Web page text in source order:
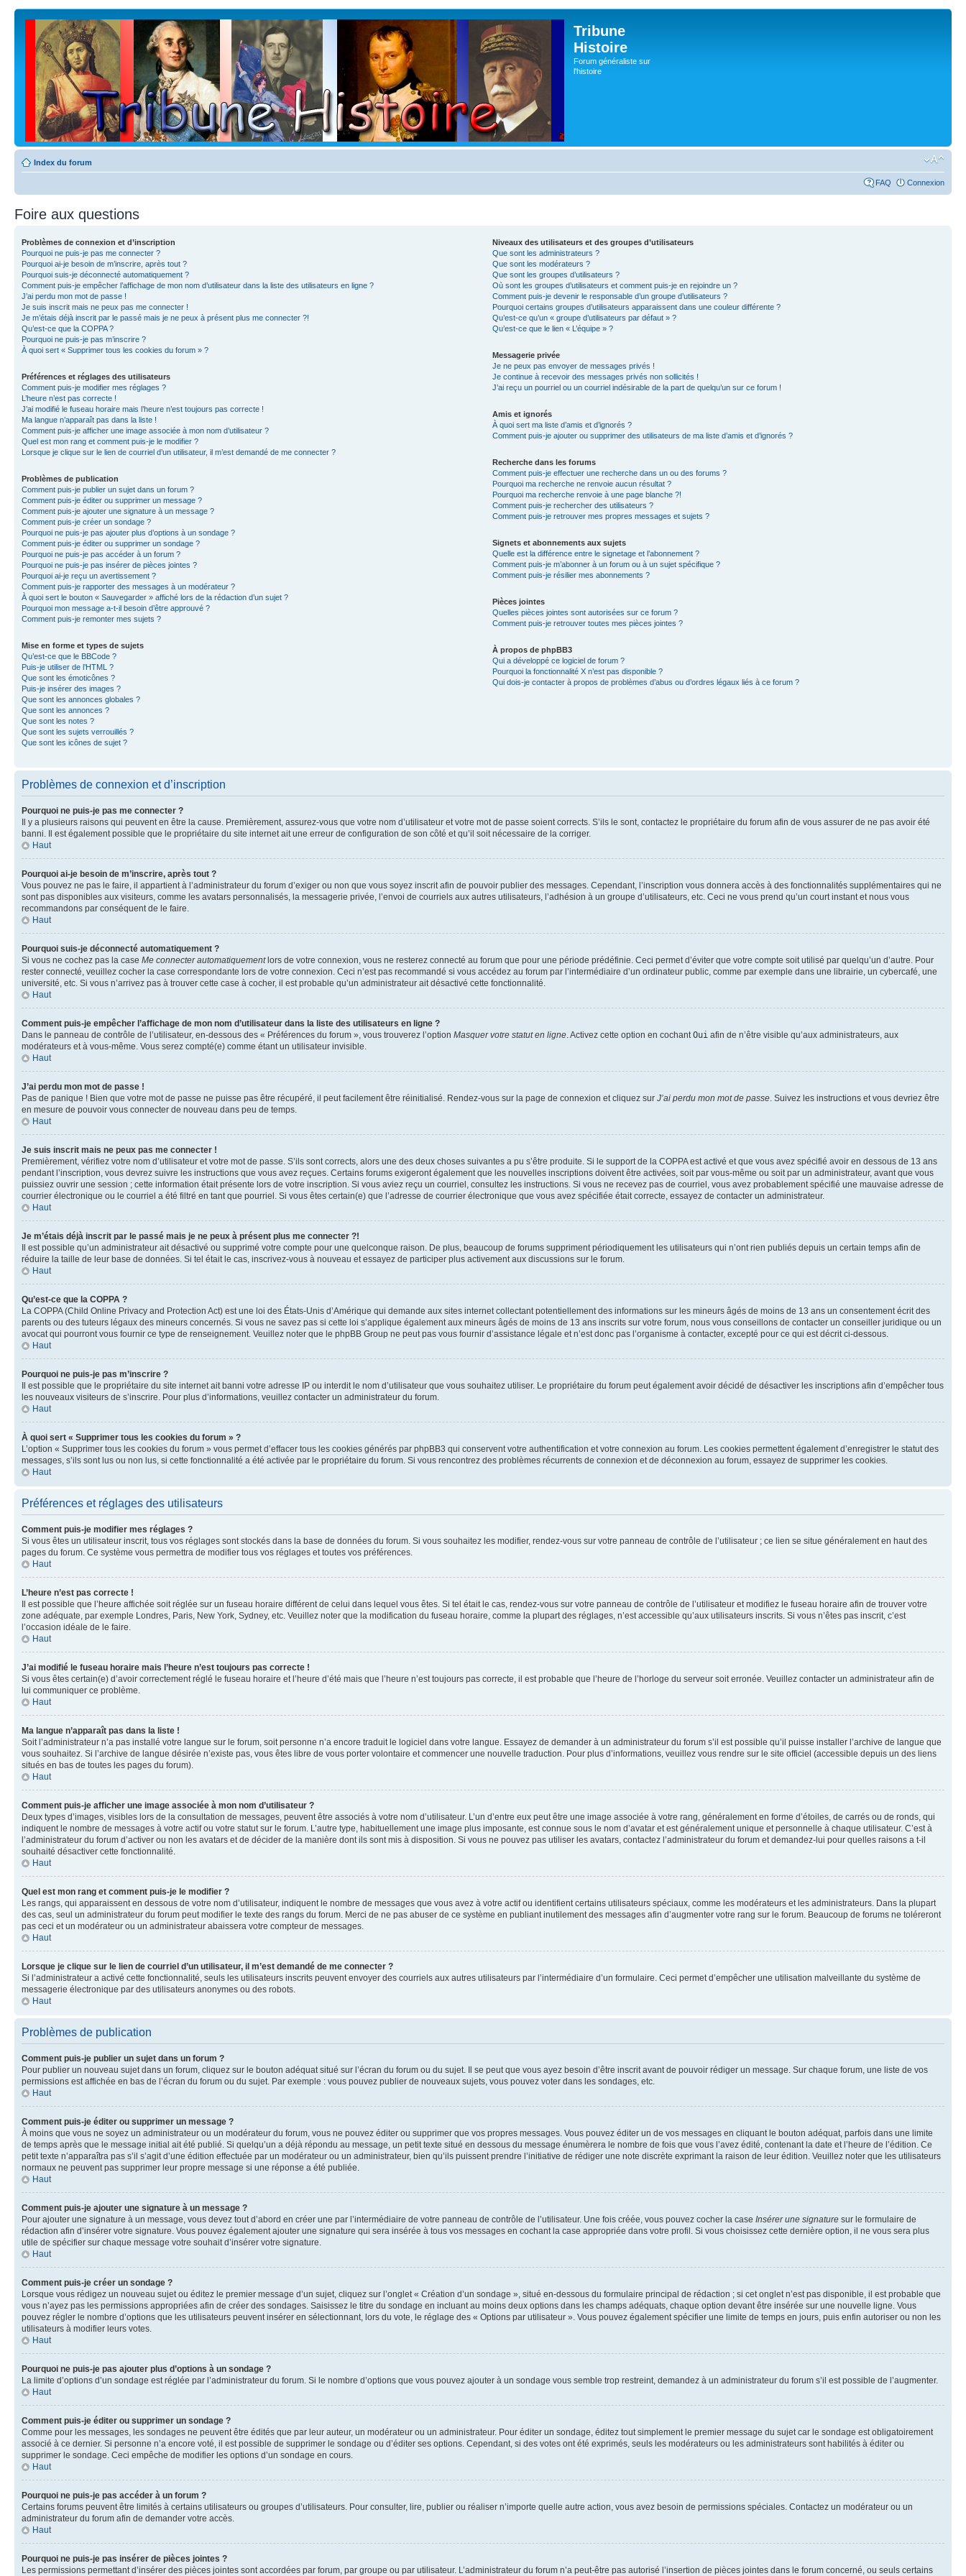
Tribune
Histoire
Forum généraliste sur
l'histoire
Index du forum
FAQ Connexion
Foire aux questions
Problèmes de connexion et d’inscription
Pourquoi ne puis-je pas me connecter ?
Pourquoi ai-je besoin de m’inscrire, après tout ?
Pourquoi suis-je déconnecté automatiquement ?
Comment puis-je empêcher l’affichage de mon nom d’utilisateur dans la liste des utilisateurs en ligne ?
J’ai perdu mon mot de passe !
Je suis inscrit mais ne peux pas me connecter !
Je m’étais déjà inscrit par le passé mais je ne peux à présent plus me connecter ?!
Qu’est-ce que la COPPA ?
Pourquoi ne puis-je pas m’inscrire ?
À quoi sert « Supprimer tous les cookies du forum » ?
Préférences et réglages des utilisateurs
Comment puis-je modifier mes réglages ?
L’heure n’est pas correcte !
J’ai modifié le fuseau horaire mais l’heure n’est toujours pas correcte !
Ma langue n’apparaît pas dans la liste !
Comment puis-je afficher une image associée à mon nom d’utilisateur ?
Quel est mon rang et comment puis-je le modifier ?
Lorsque je clique sur le lien de courriel d’un utilisateur, il m’est demandé de me connecter ?
Problèmes de publication
Comment puis-je publier un sujet dans un forum ?
Comment puis-je éditer ou supprimer un message ?
Comment puis-je ajouter une signature à un message ?
Comment puis-je créer un sondage ?
Pourquoi ne puis-je pas ajouter plus d’options à un sondage ?
Comment puis-je éditer ou supprimer un sondage ?
Pourquoi ne puis-je pas accéder à un forum ?
Pourquoi ne puis-je pas insérer de pièces jointes ?
Pourquoi ai-je reçu un avertissement ?
Comment puis-je rapporter des messages à un modérateur ?
À quoi sert le bouton « Sauvegarder » affiché lors de la rédaction d’un sujet ?
Pourquoi mon message a-t-il besoin d’être approuvé ?
Comment puis-je remonter mes sujets ?
Mise en forme et types de sujets
Qu’est-ce que le BBCode ?
Puis-je utiliser de l’HTML ?
Que sont les émoticônes ?
Puis-je insérer des images ?
Que sont les annonces globales ?
Que sont les annonces ?
Que sont les notes ?
Que sont les sujets verrouillés ?
Que sont les icônes de sujet ?
Niveaux des utilisateurs et des groupes d’utilisateurs
Que sont les administrateurs ?
Que sont les modérateurs ?
Que sont les groupes d’utilisateurs ?
Où sont les groupes d’utilisateurs et comment puis-je en rejoindre un ?
Comment puis-je devenir le responsable d’un groupe d’utilisateurs ?
Pourquoi certains groupes d’utilisateurs apparaissent dans une couleur différente ?
Qu’est-ce qu’un « groupe d’utilisateurs par défaut » ?
Qu’est-ce que le lien « L’équipe » ?
Messagerie privée
Je ne peux pas envoyer de messages privés !
Je continue à recevoir des messages privés non sollicités !
J’ai reçu un pourriel ou un courriel indésirable de la part de quelqu’un sur ce forum !
Amis et ignorés
À quoi sert ma liste d’amis et d’ignorés ?
Comment puis-je ajouter ou supprimer des utilisateurs de ma liste d’amis et d’ignorés ?
Recherche dans les forums
Comment puis-je effectuer une recherche dans un ou des forums ?
Pourquoi ma recherche ne renvoie aucun résultat ?
Pourquoi ma recherche renvoie à une page blanche ?!
Comment puis-je rechercher des utilisateurs ?
Comment puis-je retrouver mes propres messages et sujets ?
Signets et abonnements aux sujets
Quelle est la différence entre le signetage et l’abonnement ?
Comment puis-je m’abonner à un forum ou à un sujet spécifique ?
Comment puis-je résilier mes abonnements ?
Pièces jointes
Quelles pièces jointes sont autorisées sur ce forum ?
Comment puis-je retrouver toutes mes pièces jointes ?
À propos de phpBB3
Qui a développé ce logiciel de forum ?
Pourquoi la fonctionnalité X n’est pas disponible ?
Qui dois-je contacter à propos de problèmes d’abus ou d’ordres légaux liés à ce forum ?
Problèmes de connexion et d’inscription
Pourquoi ne puis-je pas me connecter ?
Il y a plusieurs raisons qui peuvent en être la cause. Premièrement, assurez-vous que votre nom d’utilisateur et votre mot de passe soient corrects. S’ils le sont, contactez le propriétaire du forum afin de vous assurer de ne pas avoir été
banni. Il est également possible que le propriétaire du site internet ait une erreur de configuration de son côté et qu’il soit nécessaire de la corriger.
Haut
Pourquoi ai-je besoin de m’inscrire, après tout ?
Vous pouvez ne pas le faire, il appartient à l’administrateur du forum d’exiger ou non que vous soyez inscrit afin de pouvoir publier des messages. Cependant, l’inscription vous donnera accès à des fonctionnalités supplémentaires qui ne
sont pas disponibles aux visiteurs, comme les avatars personnalisés, la messagerie privée, l’envoi de courriels aux autres utilisateurs, l’adhésion à un groupe d’utilisateurs, etc. Ceci ne vous prend qu’un court instant et nous vous
recommandons par conséquent de le faire.
Haut
Pourquoi suis-je déconnecté automatiquement ?
Si vous ne cochez pas la case Me connecter automatiquementlors de votre connexion, vous ne resterez connecté au forum que pour une période prédéfinie. Ceci permet d’éviter que votre compte soit utilisé par quelqu’un d’autre. Pour
rester connecté, veuillez cocher la case correspondante lors de votre connexion. Ceci n’est pas recommandé si vous accédez au forum par l’intermédiaire d’un ordinateur public, comme par exemple dans une librairie, un cybercafé, une
université, etc. Si vous n’arrivez pas à trouver cette case à cocher, il est probable qu’un administrateur ait désactivé cette fonctionnalité.
Haut
Comment puis-je empêcher l’affichage de mon nom d’utilisateur dans la liste des utilisateurs en ligne ?
Dans le panneau de contrôle de l’utilisateur, en-dessous des « Préférences du forum », vous trouverez l’option Masquer votre statut en ligne. Activez cette option en cochantOui afin de n’être visible qu’aux administrateurs, aux
modérateurs et à vous-même. Vous serez compté(e) comme étant un utilisateur invisible.
Haut
J’ai perdu mon mot de passe !
Pas de panique ! Bien que votre mot de passe ne puisse pas être récupéré, il peut facilement être réinitialisé. Rendez-vous sur la page de connexion et cliquez sur J’ai perdu mon mot de passe. Suivez les instructions et vous devriez être
en mesure de pouvoir vous connecter de nouveau dans peu de temps.
Haut
Je suis inscrit mais ne peux pas me connecter !
Premièrement, vérifiez votre nom d’utilisateur et votre mot de passe. S’ils sont corrects, alors une des deux choses suivantes a pu s’être produite. Si le support de la COPPA est activé et que vous avez spécifié avoir en dessous de 13 ans
pendant l’inscription, vous devrez suivre les instructions que vous avez reçues. Certains forums exigeront également que les nouvelles inscriptions doivent être activées, soit par vous-même ou soit par un administrateur, avant que vous
puissiez ouvrir une session ; cette information était présente lors de votre inscription. Si vous aviez reçu un courriel, consultez les instructions. Si vous ne recevez pas de courriel, vous avez probablement spécifié une mauvaise adresse de
courrier électronique ou le courriel a été filtré en tant que pourriel. Si vous êtes certain(e) que l’adresse de courrier électronique que vous avez spécifiée était correcte, essayez de contacter un administrateur.
Haut
Je m’étais déjà inscrit par le passé mais je ne peux à présent plus me connecter ?!
Il est possible qu’un administrateur ait désactivé ou supprimé votre compte pour une quelconque raison. De plus, beaucoup de forums suppriment périodiquement les utilisateurs qui n’ont rien publiés depuis un certain temps afin de
réduire la taille de leur base de données. Si tel était le cas, inscrivez-vous à nouveau et essayez de participer plus activement aux discussions sur le forum.
Haut
Qu’est-ce que la COPPA ?
La COPPA (Child Online Privacy and Protection Act) est une loi des États-Unis d’Amérique qui demande aux sites internet collectant potentiellement des informations sur les mineurs âgés de moins de 13 ans un consentement écrit des
parents ou des tuteurs légaux des mineurs concernés. Si vous ne savez pas si cette loi s’applique également aux mineurs âgés de moins de 13 ans inscrits sur votre forum, nous vous conseillons de contacter un conseiller juridique ou un
avocat qui pourront vous fournir ce type de renseignement. Veuillez noter que le phpBB Group ne peut pas vous fournir d’assistance légale et n’est donc pas l’organisme à contacter, excepté pour ce qui est décrit ci-dessous.
Haut
Pourquoi ne puis-je pas m’inscrire ?
Il est possible que le propriétaire du site internet ait banni votre adresse IP ou interdit le nom d’utilisateur que vous souhaitez utiliser. Le propriétaire du forum peut également avoir décidé de désactiver les inscriptions afin d’empêcher tous
les nouveaux visiteurs de s’inscrire. Pour plus d’informations, veuillez contacter un administrateur du forum.
Haut
À quoi sert « Supprimer tous les cookies du forum » ?
L’option « Supprimer tous les cookies du forum » vous permet d’effacer tous les cookies générés par phpBB3 qui conservent votre authentification et votre connexion au forum. Les cookies permettent également d’enregistrer le statut des
messages, s’ils sont lus ou non lus, si cette fonctionnalité a été activée par le propriétaire du forum. Si vous rencontrez des problèmes récurrents de connexion et de déconnexion au forum, essayez de supprimer les cookies.
Haut
Préférences et réglages des utilisateurs
Comment puis-je modifier mes réglages ?
Si vous êtes un utilisateur inscrit, tous vos réglages sont stockés dans la base de données du forum. Si vous souhaitez les modifier, rendez-vous sur votre panneau de contrôle de l’utilisateur ; ce lien se situe généralement en haut des
pages du forum. Ce système vous permettra de modifier tous vos réglages et toutes vos préférences.
Haut
L’heure n’est pas correcte !
Il est possible que l’heure affichée soit réglée sur un fuseau horaire différent de celui dans lequel vous êtes. Si tel était le cas, rendez-vous sur votre panneau de contrôle de l’utilisateur et modifiez le fuseau horaire afin de trouver votre
zone adéquate, par exemple Londres, Paris, New York, Sydney, etc. Veuillez noter que la modification du fuseau horaire, comme la plupart des réglages, n’est accessible qu’aux utilisateurs inscrits. Si vous n’êtes pas inscrit, c’est
l’occasion idéale de le faire.
Haut
J’ai modifié le fuseau horaire mais l’heure n’est toujours pas correcte !
Si vous êtes certain(e) d’avoir correctement réglé le fuseau horaire et l’heure d’été mais que l’heure n’est toujours pas correcte, il est probable que l’heure de l’horloge du serveur soit erronée. Veuillez contacter un administrateur afin de
lui communiquer ce problème.
Haut
Ma langue n’apparaît pas dans la liste !
Soit l’administrateur n’a pas installé votre langue sur le forum, soit personne n’a encore traduit le logiciel dans votre langue. Essayez de demander à un administrateur du forum s’il est possible qu’il puisse installer l’archive de langue que
vous souhaitez. Si l’archive de langue désirée n’existe pas, vous êtes libre de vous porter volontaire et commencer une nouvelle traduction. Pour plus d’informations, veuillez vous rendre sur le site officiel (accessible depuis un des liens
situés en bas de toutes les pages du forum).
Haut
Comment puis-je afficher une image associée à mon nom d’utilisateur ?
Deux types d’images, visibles lors de la consultation de messages, peuvent être associés à votre nom d’utilisateur. L’un d’entre eux peut être une image associée à votre rang, généralement en forme d’étoiles, de carrés ou de ronds, qui
indiquent le nombre de messages à votre actif ou votre statut sur le forum. L’autre type, habituellement une image plus imposante, est connue sous le nom d’avatar et est généralement unique et personnelle à chaque utilisateur. C’est à
l’administrateur du forum d’activer ou non les avatars et de décider de la manière dont ils sont mis à disposition. Si vous ne pouvez pas utiliser les avatars, contactez l’administrateur du forum et demandez-lui pour quelles raisons a t-il
souhaité désactiver cette fonctionnalité.
Haut
Quel est mon rang et comment puis-je le modifier ?
Les rangs, qui apparaissent en dessous de votre nom d’utilisateur, indiquent le nombre de messages que vous avez à votre actif ou identifient certains utilisateurs spéciaux, comme les modérateurs et les administrateurs. Dans la plupart
des cas, seul un administrateur du forum peut modifier le texte des rangs du forum. Merci de ne pas abuser de ce système en publiant inutilement des messages afin d’augmenter votre rang sur le forum. Beaucoup de forums ne toléreront
pas ceci et un modérateur ou un administrateur abaissera votre compteur de messages.
Haut
Lorsque je clique sur le lien de courriel d’un utilisateur, il m’est demandé de me connecter ?
Si l’administrateur a activé cette fonctionnalité, seuls les utilisateurs inscrits peuvent envoyer des courriels aux autres utilisateurs par l’intermédiaire d’un formulaire. Ceci permet d’empêcher une utilisation malveillante du système de
messagerie électronique par des utilisateurs anonymes ou des robots.
Haut
Problèmes de publication
Comment puis-je publier un sujet dans un forum ?
Pour publier un nouveau sujet dans un forum, cliquez sur le bouton adéquat situé sur l’écran du forum ou du sujet. Il se peut que vous ayez besoin d’être inscrit avant de pouvoir rédiger un message. Sur chaque forum, une liste de vos
permissions est affichée en bas de l’écran du forum ou du sujet. Par exemple : vous pouvez publier de nouveaux sujets, vous pouvez voter dans les sondages, etc.
Haut
Comment puis-je éditer ou supprimer un message ?
À moins que vous ne soyez un administrateur ou un modérateur du forum, vous ne pouvez éditer ou supprimer que vos propres messages. Vous pouvez éditer un de vos messages en cliquant le bouton adéquat, parfois dans une limite
de temps après que le message initial ait été publié. Si quelqu’un a déjà répondu au message, un petit texte situé en dessous du message énumèrera le nombre de fois que vous l’avez édité, contenant la date et l’heure de l’édition. Ce
petit texte n’apparaîtra pas s’il s’agit d’une édition effectuée par un modérateur ou un administrateur, bien qu’ils puissent prendre l’initiative de rédiger une note discrète exprimant la raison de leur édition. Veuillez noter que les utilisateurs
normaux ne peuvent pas supprimer leur propre message si une réponse a été publiée.
Haut
Comment puis-je ajouter une signature à un message ?
Pour ajouter une signature à un message, vous devez tout d’abord en créer une par l’intermédiaire de votre panneau de contrôle de l’utilisateur. Une fois créée, vous pouvez cocher la case Insérer une signature sur le formulaire de
rédaction afin d’insérer votre signature. Vous pouvez également ajouter une signature qui sera insérée à tous vos messages en cochant la case appropriée dans votre profil. Si vous choisissez cette dernière option, il ne vous sera plus
utile de spécifier sur chaque message votre souhait d’insérer votre signature.
Haut
Comment puis-je créer un sondage ?
Lorsque vous rédigez un nouveau sujet ou éditez le premier message d’un sujet, cliquez sur l’onglet « Création d’un sondage », situé en-dessous du formulaire principal de rédaction ; si cet onglet n’est pas disponible, il est probable que
vous n’ayez pas les permissions appropriées afin de créer des sondages. Saisissez le titre du sondage en incluant au moins deux options dans les champs adéquats, chaque option devant être insérée sur une nouvelle ligne. Vous
pouvez régler le nombre d’options que les utilisateurs peuvent insérer en sélectionnant, lors du vote, le réglage des « Options par utilisateur ». Vous pouvez également spécifier une limite de temps en jours, puis enfin autoriser ou non les
utilisateurs à modifier leurs votes.
Haut
Pourquoi ne puis-je pas ajouter plus d’options à un sondage ?
La limite d’options d’un sondage est réglée par l’administrateur du forum. Si le nombre d’options que vous pouvez ajouter à un sondage vous semble trop restreint, demandez à un administrateur du forum s’il est possible de l’augmenter.
Haut
Comment puis-je éditer ou supprimer un sondage ?
Comme pour les messages, les sondages ne peuvent être édités que par leur auteur, un modérateur ou un administrateur. Pour éditer un sondage, éditez tout simplement le premier message du sujet car le sondage est obligatoirement
associé à ce dernier. Si personne n’a encore voté, il est possible de supprimer le sondage ou d’éditer ses options. Cependant, si des votes ont été exprimés, seuls les modérateurs ou les administrateurs sont habilités à éditer ou
supprimer le sondage. Ceci empêche de modifier les options d’un sondage en cours.
Haut
Pourquoi ne puis-je pas accéder à un forum ?
Certains forums peuvent être limités à certains utilisateurs ou groupes d’utilisateurs. Pour consulter, lire, publier ou réaliser n’importe quelle autre action, vous avez besoin de permissions spéciales. Contactez un modérateur ou un
administrateur du forum afin de demander votre accès.
Haut
Pourquoi ne puis-je pas insérer de pièces jointes ?
Les permissions permettant d’insérer des pièces jointes sont accordées par forum, par groupe ou par utilisateur. L’administrateur du forum n’a peut-être pas autorisé l’insertion de pièces jointes dans le forum concerné, ou seuls certains